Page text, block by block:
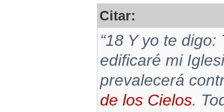
Citar:
“18 Y yo te
edificaré mi
prevalecerá
de los Cielos.